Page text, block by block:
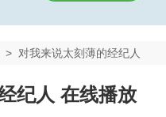
> 对我来说太刻薄的经纪人
纪人 在线播放